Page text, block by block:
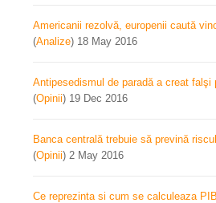
Americanii rezolvă, europenii caută
(Analize) 18 May 2016
Antipesedismul de paradă a creat falşi
(Opinii) 19 Dec 2016
Banca centrală trebuie să prevină
(Opinii) 2 May 2016
Ce reprezinta si cum se calculeaza